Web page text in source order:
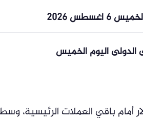
2026
أمام باقي العملات الرئيسية،